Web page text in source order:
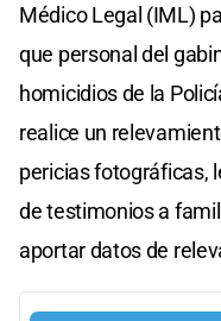
Médico Legal (IML)
que personal del
homicidios de la
realice un
pericias fotográficas,
de testimonios a
aportar datos de